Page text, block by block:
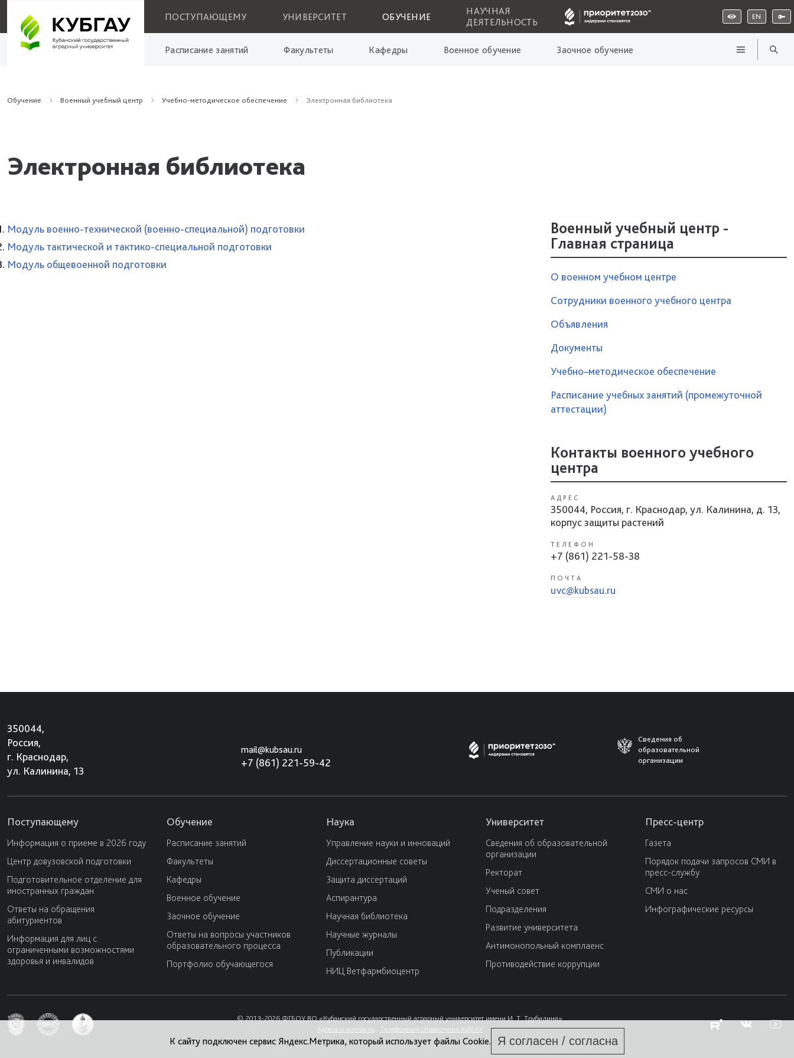
ПОСТУПАЮЩЕМУ УНИВЕРСИТЕТ ОБУЧЕНИЕ
НАУЧНАЯ
ДЕЯТЕЛЬНОСТЬ
EN
Расписание занятий Факультеты Кафедры Военное обучение Заочное обучение
Обучение Военный учебный центр Учебно-методическое обеспечение Электронная библиотека
Электронная библиотека
Модуль военно-технической (военно-специальной) подготовки
Модуль тактической и тактико-специальной подготовки
Модуль общевоенной подготовки
Военный учебный центр -
Главная страница
О военном учебном центре
Сотрудники военного учебного центра
Объявления
Документы
Учебно–методическое обеспечение
Расписание учебных занятий (промежуточной
аттестации)
Контакты военного учебного
центра
АДРЕС
350044, Россия, г. Краснодар, ул. Калинина, д. 13,
корпус защиты растений
ТЕЛЕФОН
+7 (861) 221-58-38
ПОЧТА
uvc@kubsau.ru
350044,
Россия,
г. Краснодар,
ул. Калинина, 13
mail@kubsau.ru
+7 (861) 221-59-42
Сведения об
образовательной
организации
Поступающему
Информация о приеме в 2026 году
Центр довузовской подготовки
Подготовительное отделение для
иностранных граждан
Ответы на обращения
абитуриентов
Информация для лиц с
ограниченными возможностями
здоровья и инвалидов
Обучение
Расписание занятий
Факультеты
Кафедры
Военное обучение
Заочное обучение
Ответы на вопросы участников
образовательного процесса
Портфолио обучающегося
Наука
Управление науки и инноваций
Диссертационные советы
Защита диссертаций
Аспирантура
Научная библиотека
Научные журналы
Публикации
НИЦ Ветфармбиоцентр
Университет
Сведения об образовательной
организации
Ректорат
Ученый совет
Подразделения
Развитие университета
Антимонопольный комплаенс
Противодействие коррупции
Пресс-центр
Газета
Порядок подачи запросов СМИ в
пресс-службу
СМИ о нас
Инфографические ресурсы
© 2013-2026 ФГБОУ ВО «Кубанский государственный аграрный университет имени И. Т. Трубилина»
Адреса и контакты
Телефонный справочник КубГАУ
К сайту подключен сервис Яндекс.Метрика, который использует файлы Cookie. Я согласен / согласна